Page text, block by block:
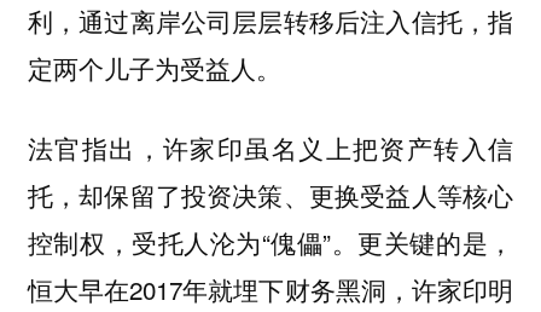
利，通过离岸公司层层转移后注入信托，指
定两个儿子为受益人。
法官指出，许家印虽名义上把资产转入信
托，却保留了投资决策、更换受益人等核心
控制权，受托人沦为“傀儡”。更关键的是，
恒大早在2017年就埋下财务黑洞，许家印明